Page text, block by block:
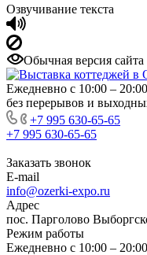
Озвучивание текста
Обычная версия сайта
Ежедневно с 10:00 – 20:00
без перерывов и
+7 995 630-65-65
+7 995 630-65-65
Заказать звонок
E-mail
info@ozerki-expo.ru
Адрес
пос. Парголово
Режим работы
Ежедневно с 10:00 –